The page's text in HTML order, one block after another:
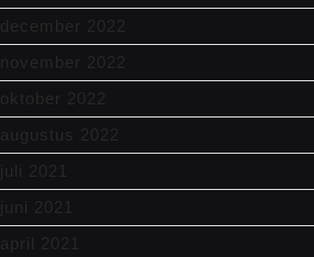
december 2022
november 2022
oktober 2022
augustus 2022
juli 2021
juni 2021
april 2021